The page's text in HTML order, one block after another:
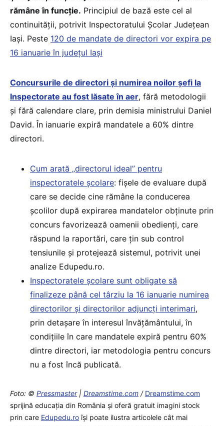
rămâne în funcție. Principiul de bază este cel al
continuității, potrivit Inspectoratului Școlar Județean
Iași. Peste 120 de mandate de directori vor expira pe
16 ianuarie în județul Iași
Concursurile de directori și numirea noilor șefi la
Inspectorate au fost lăsate în aer, fără metodologii
și fără calendare clare, prin demisia ministrului Daniel
David. În ianuarie expiră mandatele a 60% dintre
directori.
Cum arată „directorul ideal” pentru
inspectoratele școlare: fișele de evaluare după
care se decide cine rămâne la conducerea
școlilor după expirarea mandatelor obținute prin
concurs favorizează oamenii obedienți, care
răspund la raportări, care țin sub control
tensiunile și protejează sistemul, potrivit unei
analize Edupedu.ro.
Inspectoratele școlare sunt obligate să
finalizeze până cel târziu la 16 ianuarie numirea
directorilor și directorilor adjuncți interimari,
prin detașare în interesul învățământului, în
condițiile în care mandatele expiră pentru 60%
dintre directori, iar metodologia pentru concurs
nu a fost încă publicată.
Foto: © Pressmaster| Dreamstime.com / Dreamstime.com
sprijină educaţia din România şi oferă gratuit imagini stock
prin care Edupedu.roîşi poate ilustra articolele cât mai